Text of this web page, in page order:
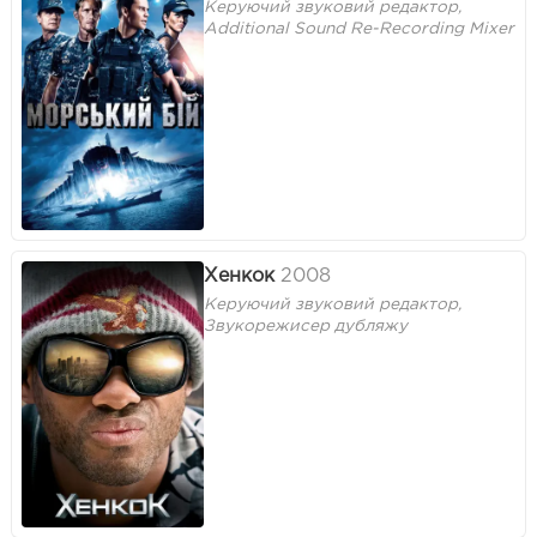
Керуючий звуковий редактор,
Additional Sound Re-Recording Mixer
Хенкок 2008
Керуючий звуковий редактор,
Звукорежисер дубляжу